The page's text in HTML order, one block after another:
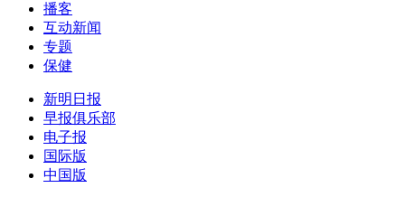
播客
互动新闻
专题
保健
新明日报
早报俱乐部
电子报
国际版
中国版